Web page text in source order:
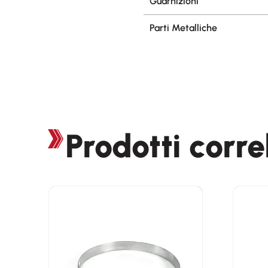
Parti Metalliche
Prodotti